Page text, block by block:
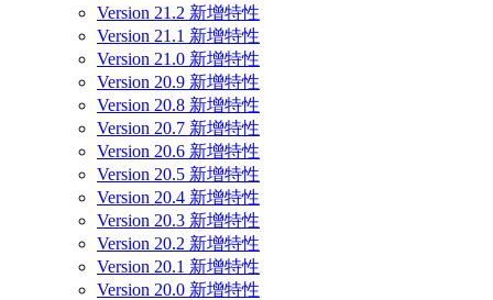
Version 21.2 新增特性
Version 21.1 新增特性
Version 21.0 新增特性
Version 20.9 新增特性
Version 20.8 新增特性
Version 20.7 新增特性
Version 20.6 新增特性
Version 20.5 新增特性
Version 20.4 新增特性
Version 20.3 新增特性
Version 20.2 新增特性
Version 20.1 新增特性
Version 20.0 新增特性